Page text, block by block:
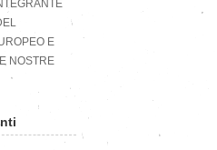
E
NOSTRE